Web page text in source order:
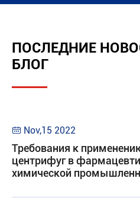
ПОСЛЕДНИЕ
БЛОГ
 Nov,15 2022
Требования к
центрифуг в
химической